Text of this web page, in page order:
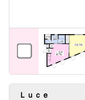
Ｌｕｃｅ